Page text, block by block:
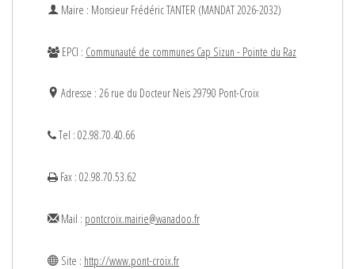
Maire : Monsieur FrédéricTANTER (MANDAT 2026-2032)
EPCI : Communauté de communes Cap Sizun - Pointe du Raz
Adresse : 26 rue du Docteur Neïs 29790 Pont-Croix
Tel : 02.98.70.40.66
Fax : 02.98.70.53.62
Mail : pontcroix.mairie@wanadoo.fr
Site : http://www.pont-croix.fr